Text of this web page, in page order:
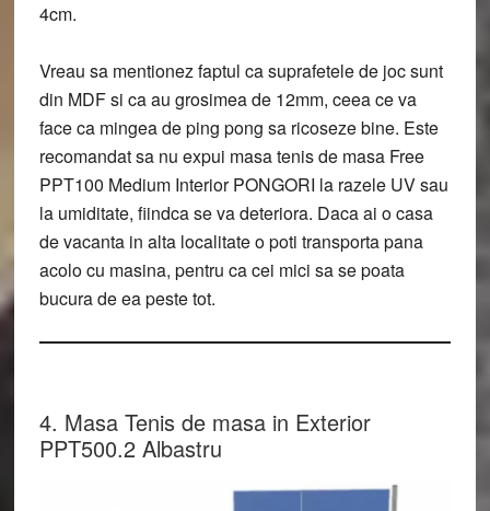
4cm.
Vreau sa mentionez faptul ca suprafetele de joc sunt
din MDF si ca au grosimea de 12mm, ceea ce va
face ca mingea de ping pong sa ricoseze bine. Este
recomandat sa nu expui masa tenis de masa Free
PPT100 Medium Interior PONGORI la razele UV sau
la umiditate, fiindca se va deteriora. Daca ai o casa
de vacanta in alta localitate o poti transporta pana
acolo cu masina, pentru ca cei mici sa se poata
bucura de ea peste tot.
4. Masa Tenis de masa in Exterior
PPT500.2 Albastru